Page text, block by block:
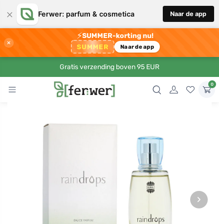
× Ferwer: parfum & cosmetica Naar de app
×
⚡SUMMER-korting nu!
SUMMER Naar de app
Gratis verzending boven 95 EUR
0
›